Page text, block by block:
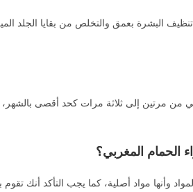
البشرة بعمق والتخلص من بقايا الجلد
مرتين إلى ثلاثة مرات كحد أقصى بالشهر،
الحمام المغربي؟
وأنها مواد أصلية، كما يجب التأكد أنك تقوم